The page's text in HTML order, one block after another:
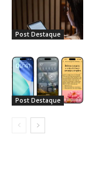
Post Destaque
Post Destaque